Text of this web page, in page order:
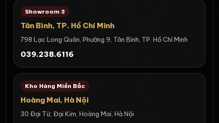
Showroom 3
Tân Bình, TP. Hồ Chí Minh
798 Lạc Long Quân, Phường 9, Tân Bình, TP. Hồ Chí Minh
039.238.6116
Kho Hàng Miền Bắc
Hoàng Mai, Hà Nội
30 Đại Từ, Đại Kim, Hoàng Mai, Hà Nội